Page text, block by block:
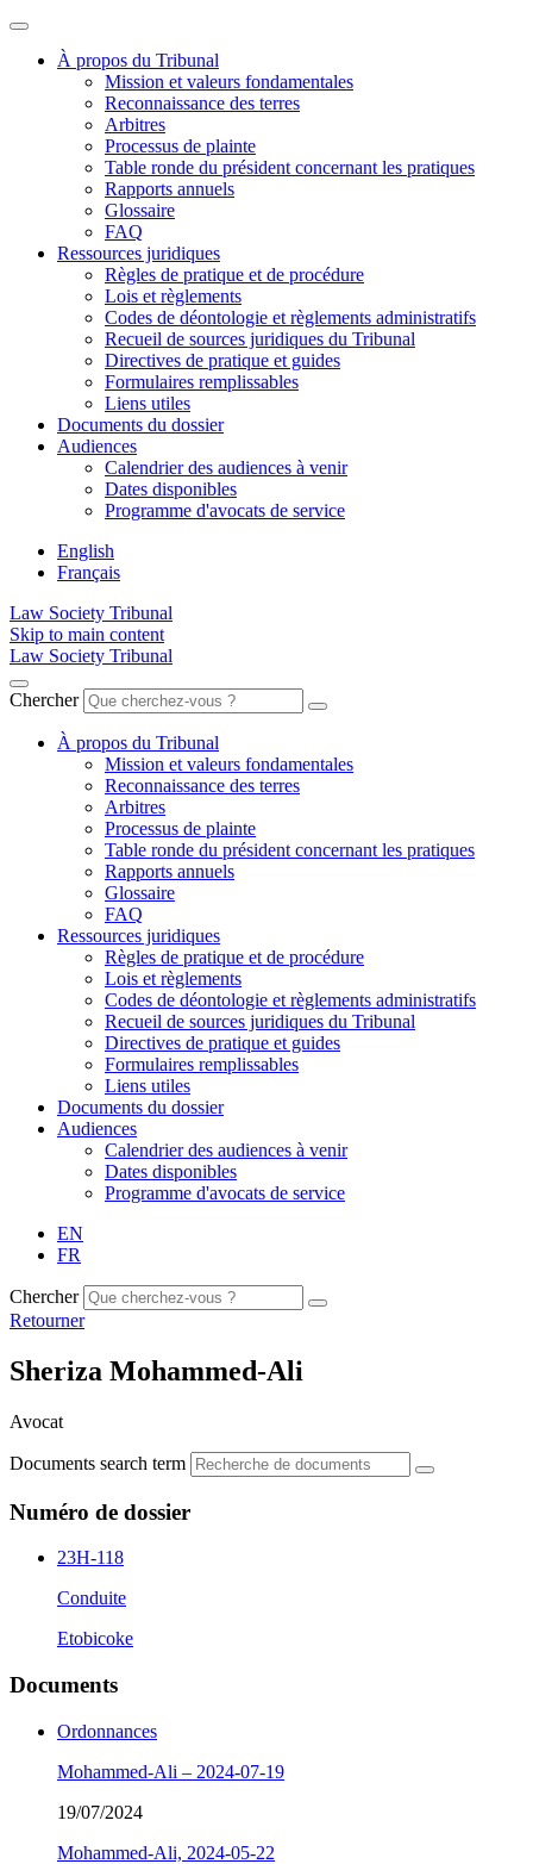
À propos du Tribunal
Mission et valeurs fondamentales
Reconnaissance des terres
Arbitres
Processus de plainte
Table ronde du président concernant les pratiques
Rapports annuels
Glossaire
FAQ
Ressources juridiques
Règles de pratique et de procédure
Lois et règlements
Codes de déontologie et règlements administratifs
Recueil de sources juridiques du Tribunal
Directives de pratique et guides
Formulaires remplissables
Liens utiles
Documents du dossier
Audiences
Calendrier des audiences à venir
Dates disponibles
Programme d'avocats de service
English
Français
Law Society Tribunal
Skip to main content
Law Society Tribunal
Chercher
À propos du Tribunal
Mission et valeurs fondamentales
Reconnaissance des terres
Arbitres
Processus de plainte
Table ronde du président concernant les pratiques
Rapports annuels
Glossaire
FAQ
Ressources juridiques
Règles de pratique et de procédure
Lois et règlements
Codes de déontologie et règlements administratifs
Recueil de sources juridiques du Tribunal
Directives de pratique et guides
Formulaires remplissables
Liens utiles
Documents du dossier
Audiences
Calendrier des audiences à venir
Dates disponibles
Programme d'avocats de service
EN
FR
Chercher
Retourner
Sheriza Mohammed-Ali
Avocat
Documents search term
Numéro de dossier
23H-118
Conduite
Etobicoke
Documents
Ordonnances
Mohammed-Ali – 2024-07-19
19/07/2024
Mohammed-Ali, 2024-05-22